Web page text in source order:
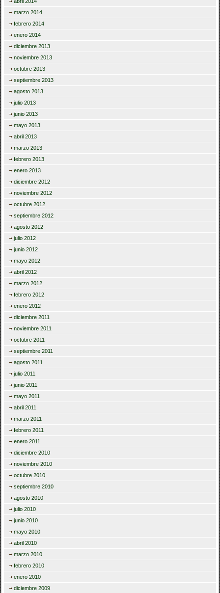
abril 2014
marzo 2014
febrero 2014
enero 2014
diciembre 2013
noviembre 2013
octubre 2013
septiembre 2013
agosto 2013
julio 2013
junio 2013
mayo 2013
abril 2013
marzo 2013
febrero 2013
enero 2013
diciembre 2012
noviembre 2012
octubre 2012
septiembre 2012
agosto 2012
julio 2012
junio 2012
mayo 2012
abril 2012
marzo 2012
febrero 2012
enero 2012
diciembre 2011
noviembre 2011
octubre 2011
septiembre 2011
agosto 2011
julio 2011
junio 2011
mayo 2011
abril 2011
marzo 2011
febrero 2011
enero 2011
diciembre 2010
noviembre 2010
octubre 2010
septiembre 2010
agosto 2010
julio 2010
junio 2010
mayo 2010
abril 2010
marzo 2010
febrero 2010
enero 2010
diciembre 2009